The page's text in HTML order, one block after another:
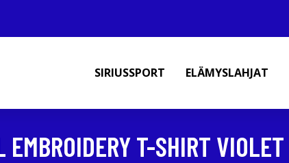
SIRIUSSPORT ELÄMYSLAHJAT
EMBROIDERY T-SHIRT VIOLET